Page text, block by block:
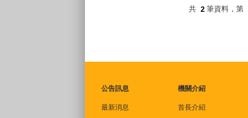
共 2 筆資料，第
公告訊息
最新消息
機關介紹
首長介紹